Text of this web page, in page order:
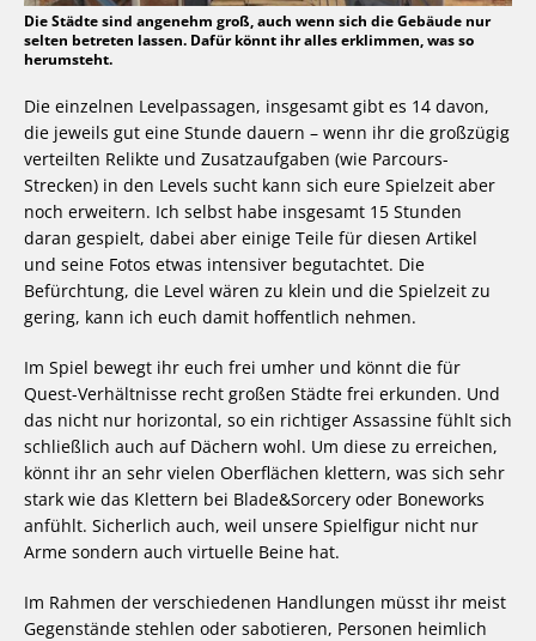
Die Städte sind angenehm groß, auch wenn sich die Gebäude nur
selten betreten lassen. Dafür könnt ihr alles erklimmen, was so
herumsteht.
Die einzelnen Levelpassagen, insgesamt gibt es 14 davon,
die jeweils gut eine Stunde dauern – wenn ihr die großzügig
verteilten Relikte und Zusatzaufgaben (wie Parcours-
Strecken) in den Levels sucht kann sich eure Spielzeit aber
noch erweitern. Ich selbst habe insgesamt 15 Stunden
daran gespielt, dabei aber einige Teile für diesen Artikel
und seine Fotos etwas intensiver begutachtet. Die
Befürchtung, die Level wären zu klein und die Spielzeit zu
gering, kann ich euch damit hoffentlich nehmen.
Im Spiel bewegt ihr euch frei umher und könnt die für
Quest-Verhältnisse recht großen Städte frei erkunden. Und
das nicht nur horizontal, so ein richtiger Assassine fühlt sich
schließlich auch auf Dächern wohl. Um diese zu erreichen,
könnt ihr an sehr vielen Oberflächen klettern, was sich sehr
stark wie das Klettern bei Blade&Sorcery oder Boneworks
anfühlt. Sicherlich auch, weil unsere Spielfigur nicht nur
Arme sondern auch virtuelle Beine hat.
Im Rahmen der verschiedenen Handlungen müsst ihr meist
Gegenstände stehlen oder sabotieren, Personen heimlich